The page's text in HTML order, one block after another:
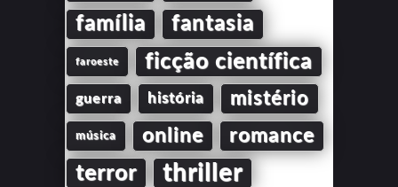
família fantasia
faroeste ficção científica
guerra história mistério
música online romance
terror thriller